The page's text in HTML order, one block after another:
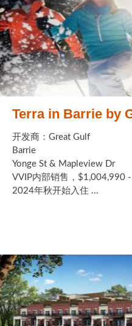
Terra in Barrie by
开发商：Great Gulf
Barrie
Yonge St & Mapleview Dr
VVIP内部销售，$1,004,990
2024年秋开始入住 ...